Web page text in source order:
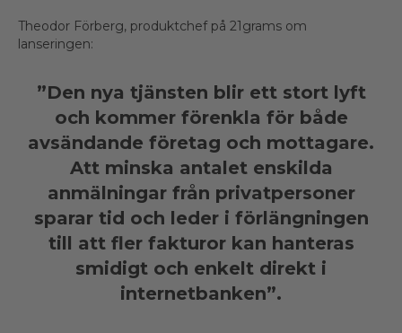
Theodor Förberg, produktchef på 21grams om
lanseringen:
”Den nya tjänsten blir ett stort lyft
och kommer förenkla för både
avsändande företag och mottagare.
Att minska antalet enskilda
anmälningar från privatpersoner
sparar tid och leder i förlängningen
till att fler fakturor kan hanteras
smidigt och enkelt direkt i
internetbanken”.